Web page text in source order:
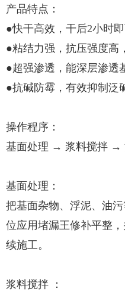
产品特点：
●快干高效，干后2小时
●粘结力强，抗压强度高
●超强渗透，能深层渗透
●抗碱防霉，有效抑制泛
操作程序：
基面处理 → 浆料搅拌 →
基面处理：
把基面杂物、浮泥、油
位应用堵漏王修补平整
续施工。
浆料搅拌 ：